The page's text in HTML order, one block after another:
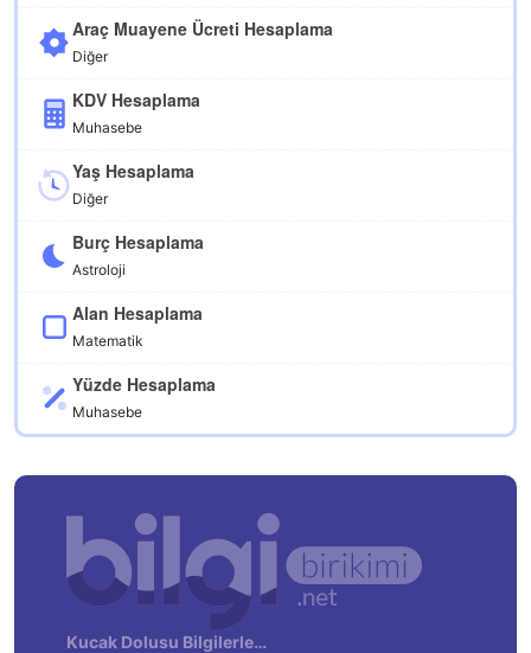
Araç Muayene Ücreti Hesaplama
Diğer
KDV Hesaplama
Muhasebe
Yaş Hesaplama
Diğer
Burç Hesaplama
Astroloji
Alan Hesaplama
Matematik
Yüzde Hesaplama
Muhasebe
Kucak Dolusu Bilgilerle…